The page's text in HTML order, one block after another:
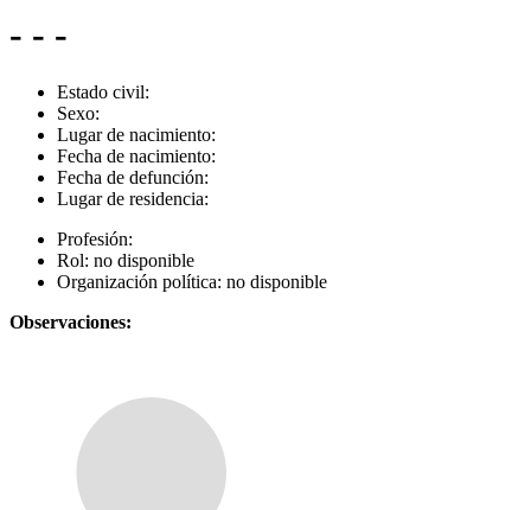
- - -
Estado civil:
Sexo:
Lugar de nacimiento:
Fecha de nacimiento:
Fecha de defunción:
Lugar de residencia:
Profesión:
Rol: no disponible
Organización política: no disponible
Observaciones: